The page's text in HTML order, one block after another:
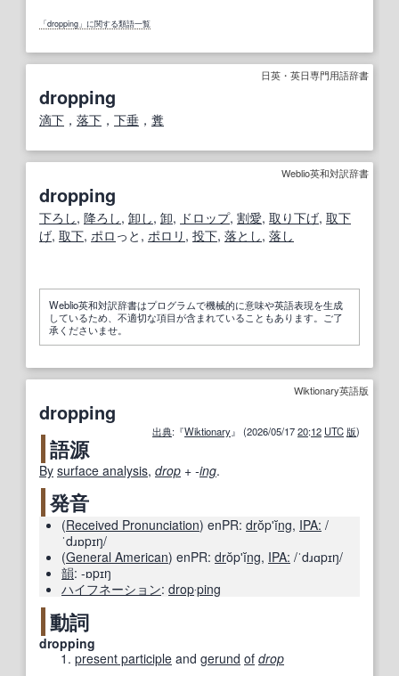
「dropping」に関する類語一覧
日英・英日専門用語辞書
dropping
滴下 ， 落下 ， 下垂 ， 糞
Weblio英和対訳辞書
dropping
下ろし, 降ろし, 卸し, 卸, ドロップ, 割愛, 取り下げ, 取下
げ, 取下, ポロ っと, ポロリ , 投下, 落とし, 落し
Weblio英和対訳辞書はプログラムで機械的に意味や英語表現を生成
しているため、不適切な項目が含まれていることもあります。ご了
承くださいませ。
Wiktionary英語版
dropping
出典:『Wiktionary』 (2026/05/1720:12 UTC 版)
語源
By surface analysis, drop +‎ -ing.
発音
(Received Pronunciation) enPR: drŏpʹĭng, IPA: /
ˈdɹɒpɪŋ/
(General American) enPR: drŏpʹĭng, IPA: /ˈdɹɑpɪŋ/
韻: -ɒpɪŋ
ハイフネーション: drop‧ping
動詞
dropping
present participle and gerund of drop